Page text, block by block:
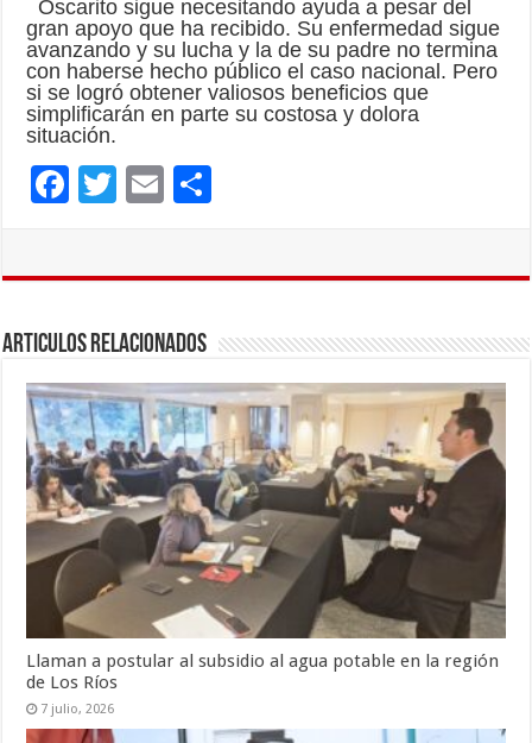
Oscarito sigue necesitando ayuda a pesar del
gran apoyo que ha recibido. Su enfermedad sigue
avanzando y su lucha y la de su padre no termina
con haberse hecho público el caso nacional. Pero
si se logró obtener valiosos beneficios que
simplificarán en parte su costosa y dolora
situación.
F
o
o
k
T
E
ar
ti
r
Articulos Relacionados
Llaman a postular al subsidio al agua potable en la región
de Los Ríos
7 julio, 2026